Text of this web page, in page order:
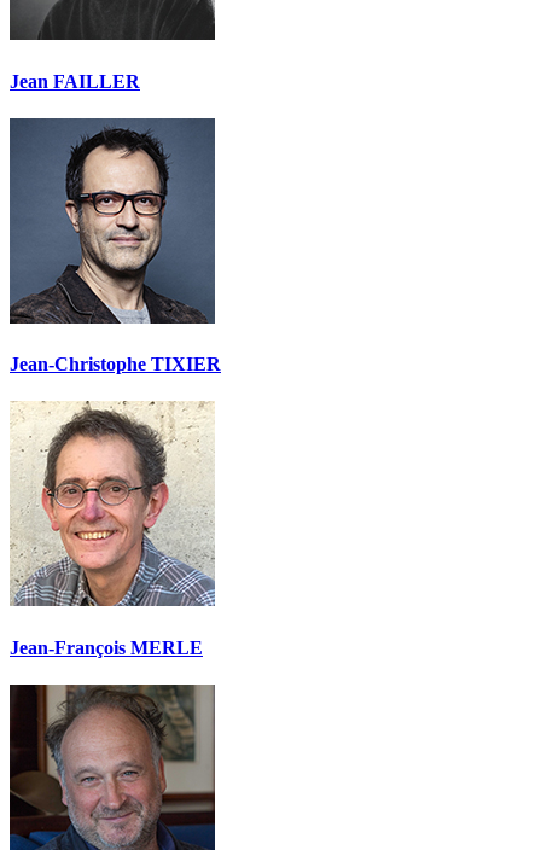
Jean FAILLER
Jean-Christophe TIXIER
Jean-François MERLE